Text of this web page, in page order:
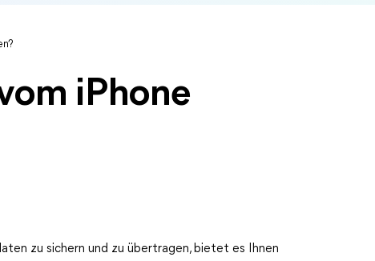
iPhone
zu sichern und zu übertragen, bietet es Ihnen